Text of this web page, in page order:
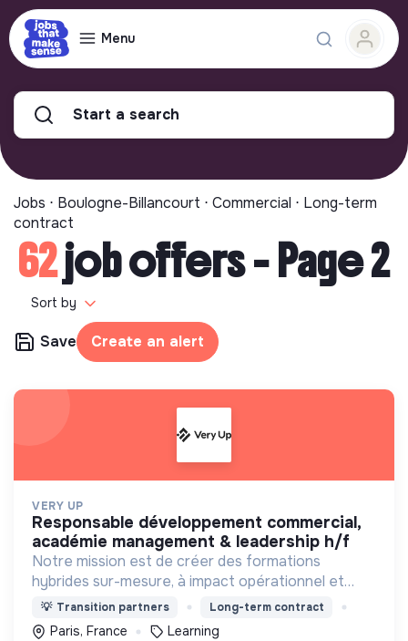
Menu
Start a search
Jobs ⋅ Boulogne-Billancourt ⋅ Commercial ⋅ Long-term
contract
62job offers - Page 2
Sort by
Save Create an alert
VERY UP
responsable développement commercial,
académie management & leadership h/f
Notre mission est de créer des formations
hybrides sur-mesure, à impact opérationnel et
environnemental, pour développer durablement
les compétences de demain de toutes et tous.
💡 Transition partners Long-term contract
Paris, France Learning